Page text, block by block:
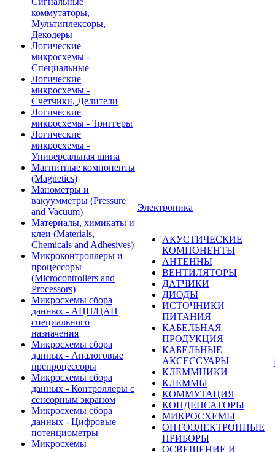
коммутаторы,
Мультиплексоры,
Декодеры
Логические
микросхемы -
Специальные
Логические
микросхемы -
Счетчики, Делители
Логические
микросхемы - Триггеры
Логические
микросхемы -
Универсальная шина
Магнитные компоненты
(Magnetics)
Манометры и
вакуумметры (Pressure
and Vacuum)
Материалы, химикаты и
клеи (Materials,
Chemicals and Adhesives)
Микроконтроллеры и
процессоры
(Microcontrollers and
Processors)
Микросхемы сбора
данных - АЦП/ЦАП
специального
назначения
Микросхемы сбора
данных - Аналоговые
препроцессоры
Микросхемы сбора
данных - Контроллеры с
сенсорным экраном
Микросхемы сбора
данных - Цифровые
потенциометры
Микросхемы
Электроника
АКУСТИЧЕСКИЕ
КОМПОНЕНТЫ
АНТЕННЫ
ВЕНТИЛЯТОРЫ
ДАТЧИКИ
ДИОДЫ
ИСТОЧНИКИ
ПИТАНИЯ
КАБЕЛЬНАЯ
ПРОДУКЦИЯ
КАБЕЛЬНЫЕ
АКСЕССУАРЫ
КЛЕММНИКИ
КЛЕММЫ
КОММУТАЦИЯ
КОНДЕНСАТОРЫ
МИКРОСХЕМЫ
ОПТОЭЛЕКТРОННЫЕ
ПРИБОРЫ
ОСВЕЩЕНИЕ И